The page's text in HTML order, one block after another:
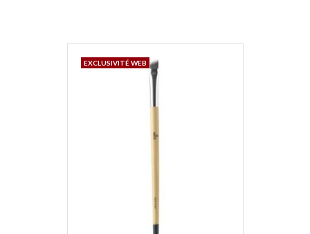
EXCLUSIVITÉ WEB